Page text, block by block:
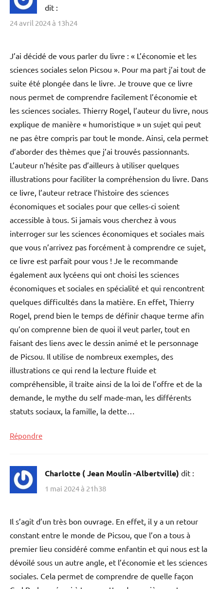
dit :
24 avril 2024 à 13h24
J’ai décidé de vous parler du livre : « L’économie et les
sciences sociales selon Picsou ». Pour ma part j’ai tout de
suite été plongée dans le livre. Je trouve que ce livre
nous permet de comprendre facilement l’économie et
les sciences sociales. Thierry Rogel, l’auteur du livre, nous
explique de manière « humoristique » un sujet qui peut
ne pas être compris par tout le monde. Ainsi, cela permet
d’aborder des thèmes que j’ai trouvés passionnants.
L’auteur n’hésite pas d’ailleurs à utiliser quelques
illustrations pour faciliter la compréhension du livre. Dans
ce livre, l’auteur retrace l’histoire des sciences
économiques et sociales pour que celles-ci soient
accessible à tous. Si jamais vous cherchez à vous
interroger sur les sciences économiques et sociales mais
que vous n’arrivez pas forcément à comprendre ce sujet,
ce livre est parfait pour vous ! Je le recommande
également aux lycéens qui ont choisi les sciences
économiques et sociales en spécialité et qui rencontrent
quelques difficultés dans la matière. En effet, Thierry
Rogel, prend bien le temps de définir chaque terme afin
qu’on comprenne bien de quoi il veut parler, tout en
faisant des liens avec le dessin animé et le personnage
de Picsou. Il utilise de nombreux exemples, des
illustrations ce qui rend la lecture fluide et
compréhensible, il traite ainsi de la loi de l’offre et de la
demande, le mythe du self made-man, les différents
statuts sociaux, la famille, la dette…
Répondre
Charlotte ( Jean Moulin -Albertville) dit :
1 mai 2024 à 21h38
Il s’agit d’un très bon ouvrage. En effet, il y a un retour
constant entre le monde de Picsou, que l’on a tous à
premier lieu considéré comme enfantin et qui nous est la
dévoilé sous un autre angle, et l’économie et les sciences
sociales. Cela permet de comprendre de quelle façon